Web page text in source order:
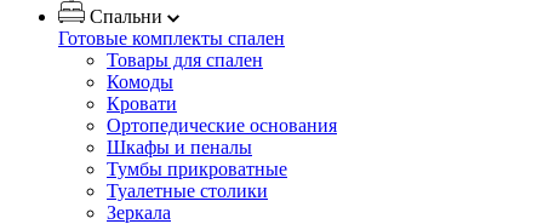
Спальни
Готовые комплекты спален
Товары для спален
Комоды
Кровати
Ортопедические основания
Шкафы и пеналы
Тумбы прикроватные
Туалетные столики
Зеркала